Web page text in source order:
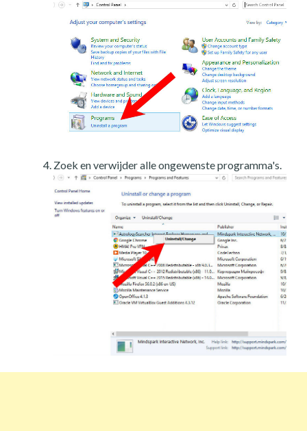
Zoek en verwijder alle ongewenste programma's.